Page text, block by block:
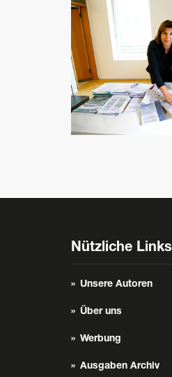
Nützliche Links
Unsere Autoren
Über uns
Werbung
Ausgaben Archiv